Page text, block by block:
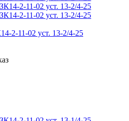
2-11-02 уст. 13-2/4-25